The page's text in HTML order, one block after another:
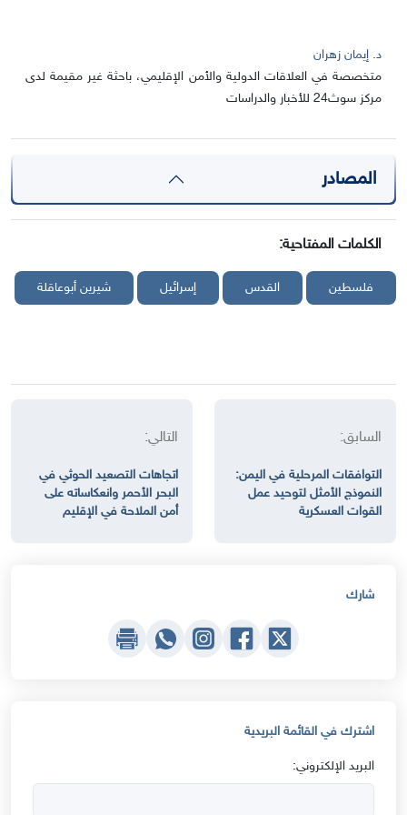
د. إيمان زهران
متخصصة في العلاقات الدولية والأمن الإقليمي، باحثة غير مقيمة لدى
مركز سوث24 للأخبار والدراسات
المصادر
الكلمات المفتاحية:
فلسطين القدس إسرائيل شيرين أبوعاقلة
السابق:
التوافقات المرحلية في اليمن:
النموذج الأمثل لتوحيد عمل
القوات العسكرية
التالي:
اتجاهات التصعيد الحوثي في
البحر الأحمر وانعكاساته على
أمن الملاحة في الإقليم
شارك
اشترك في القائمة البريدية
البريد الإلكتروني: